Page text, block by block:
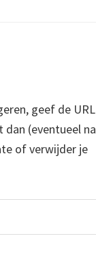
geef de URL
(eventueel na
of verwijder je